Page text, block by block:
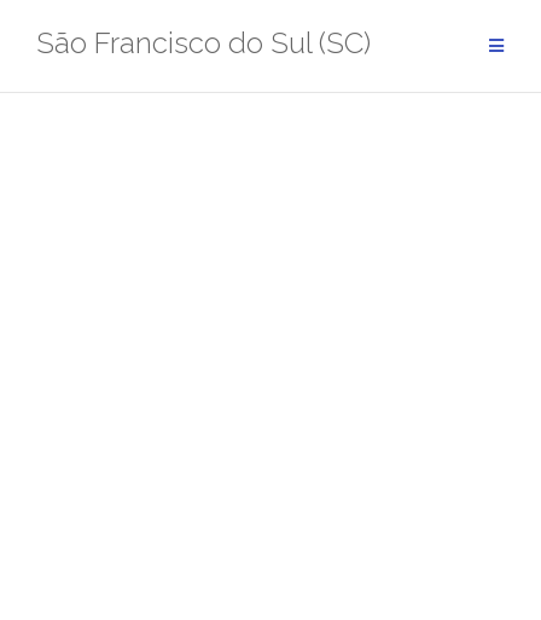
São Francisco do Sul (SC)